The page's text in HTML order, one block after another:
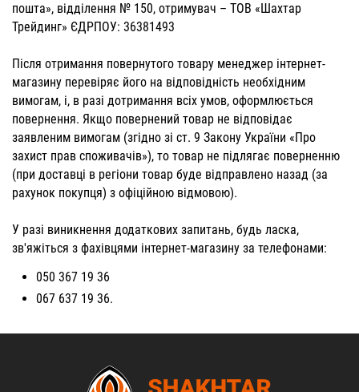
пошта», відділення № 150, отримувач – ТОВ «Шахтар
Трейдинг» ЄДРПОУ: 36381493
Після отримання повернутого товару менеджер інтернет-
магазину перевіряє його на відповідність необхідним
вимогам, і, в разі дотримання всіх умов, оформлюється
повернення. Якщо повернений товар не відповідає
заявленим вимогам (згідно зі ст. 9 Закону України «Про
захист прав споживачів»), то товар не підлягає поверненню
(при доставці в регіони товар буде відправлено назад (за
рахунок покупця) з офіційною відмовою).
У разі виникнення додаткових запитань, будь ласка,
зв'яжіться з фахівцями інтернет-магазину за телефонами:
050 367 19 36
067 637 19 36.